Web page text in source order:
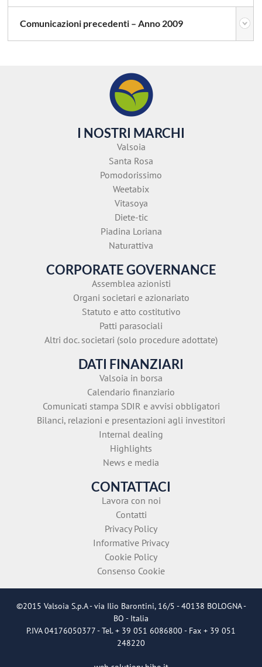
Comunicazioni precedenti – Anno 2009
I NOSTRI MARCHI
Valsoia
Santa Rosa
Pomodorissimo
Weetabix
Vitasoya
Diete-tic
Piadina Loriana
Naturattiva
CORPORATE GOVERNANCE
Assemblea azionisti
Organi societari e azionariato
Statuto e atto costitutivo
Patti parasociali
Altri doc. societari (solo procedure adottate)
DATI FINANZIARI
Valsoia in borsa
Calendario finanziario
Comunicati stampa SDIR e avvisi obbligatori
Bilanci, relazioni e presentazioni agli investitori
Internal dealing
Highlights
News e media
CONTATTACI
Lavora con noi
Contatti
Privacy Policy
Informative Privacy
Cookie Policy
Consenso Cookie
©2015 Valsoia S.p.A - via Ilio Barontini, 16/5 - 40138 BOLOGNA -
BO - Italia
P.IVA 04176050377 - Tel. + 39 051 6086800 - Fax + 39 051
248220